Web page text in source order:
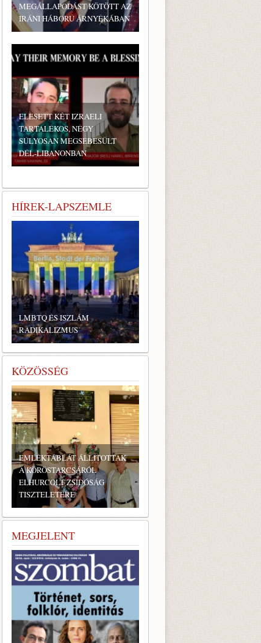
MEGÁLLAPODÁST KÖTÖTT AZ
IRÁNI HÁBORÚ ÁRNYÉKÁBAN
ELESETT KÉT IZRAELI
TARTALÉKOS, NÉGY
SÚLYOSAN MEGSEBESÜLT
DÉL-LIBANONBAN
HÍREK-LAPSZEMLE
LMBTQ ÉS ISZLÁM
RADIKALIZMUS
KÖZÖSSÉG
EMLÉKTÁBLÁT ÁLLÍTOTTAK
A KÖRÖSTARCSÁRÓL
ELHURCOLT ZSIDÓSÁG
TISZTELETÉRE
MEGJELENT